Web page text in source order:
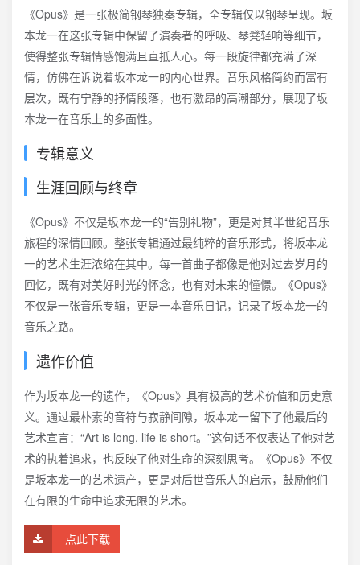
《Opus》是一张极简钢琴独奏专辑，全专辑仅以钢琴呈现。坂
本龙一在这张专辑中保留了演奏者的呼吸、琴凳轻响等细节，
使得整张专辑情感饱满且直抵人心。每一段旋律都充满了深
情，仿佛在诉说着坂本龙一的内心世界。音乐风格简约而富有
层次，既有宁静的抒情段落，也有激昂的高潮部分，展现了坂
本龙一在音乐上的多面性。
专辑意义
生涯回顾与终章
《Opus》不仅是坂本龙一的“告别礼物”，更是对其半世纪音乐
旅程的深情回顾。整张专辑通过最纯粹的音乐形式，将坂本龙
一的艺术生涯浓缩在其中。每一首曲子都像是他对过去岁月的
回忆，既有对美好时光的怀念，也有对未来的憧憬。《Opus》
不仅是一张音乐专辑，更是一本音乐日记，记录了坂本龙一的
音乐之路。
遗作价值
作为坂本龙一的遗作，《Opus》具有极高的艺术价值和历史意
义。通过最朴素的音符与寂静间隙，坂本龙一留下了他最后的
艺术宣言：“Art is long, life is short。”这句话不仅表达了他对艺
术的执着追求，也反映了他对生命的深刻思考。《Opus》不仅
是坂本龙一的艺术遗产，更是对后世音乐人的启示，鼓励他们
在有限的生命中追求无限的艺术。
点此下载